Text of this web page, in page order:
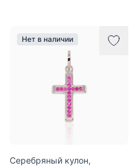
Нет в наличии
Серебряный кулон,